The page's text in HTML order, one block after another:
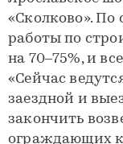
«Сколково». По
работы по
на 70–75%, и
«Сейчас
заездной и
закончить
ограждающих